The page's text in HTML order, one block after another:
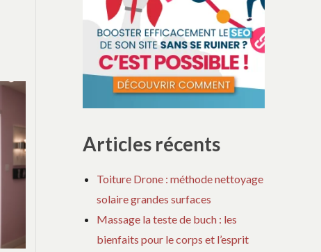
Articles récents
Toiture Drone : méthode nettoyage
solaire grandes surfaces
Massage la teste de buch : les
bienfaits pour le corps et l’esprit